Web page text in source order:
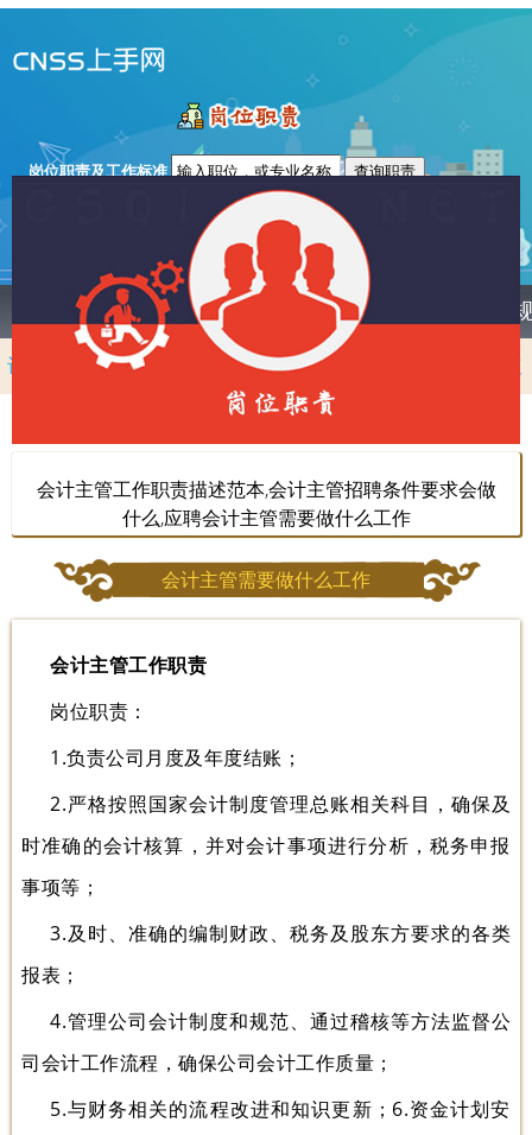
岗位职责及工作标准
个税计算器 起征点 职业
计算方法 税后工资 年终奖计算器 股东分红
转让 租赁
会计主管岗位职责及工作内容
会计主管工作职责描述范本,会计主管招聘条件要求会做
什么,应聘会计主管需要做什么工作
会计主管需要做什么工作
会计主管工作职责
岗位职责：
1.负责公司月度及年度结账；
2.严格按照国家会计制度管理总账相关科目，确保及
时准确的会计核算，并对会计事项进行分析，税务申报
事项等；
3.及时、准确的编制财政、税务及股东方要求的各类
报表；
4.管理公司会计制度和规范、通过稽核等方法监督公
司会计工作流程，确保公司会计工作质量；
5.与财务相关的流程改进和知识更新；6.资金计划安